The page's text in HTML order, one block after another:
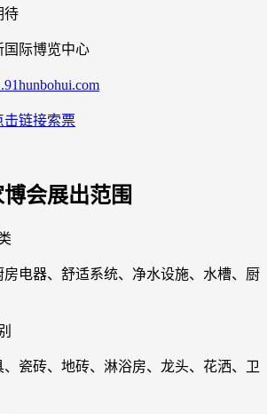
待
国际博览中心
击链接索票
会展出范围
电器、舒适系统、净水设施、水槽、厨
瓷砖、地砖、淋浴房、龙头、花洒、卫